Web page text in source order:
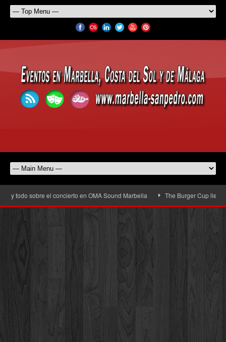
sobre el concierto en OMA Sound Marbella The Burger Cup llega a